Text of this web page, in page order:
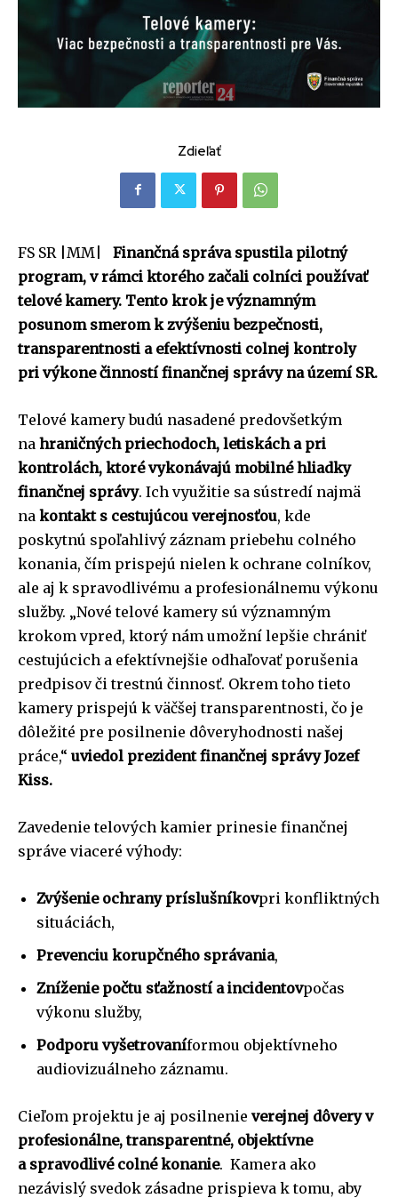
Zdieľať
FS SR |MM| Finančná správa spustila pilotný
program, v rámci ktorého začali colníci používať
telové kamery. Tento krok je významným
posunom smerom k zvýšeniu bezpečnosti,
transparentnosti a efektívnosti colnej kontroly
pri výkone činností finančnej správy na území SR.
Telové kamery budú nasadené predovšetkým
na hraničných priechodoch, letiskách a pri
kontrolách, ktoré vykonávajú mobilné hliadky
finančnej správy. Ich využitie sa sústredí najmä
na kontakt s cestujúcou verejnosťou, kde
poskytnú spoľahlivý záznam priebehu colného
konania, čím prispejú nielen k ochrane colníkov,
ale aj k spravodlivému a profesionálnemu výkonu
služby. „Nové telové kamery sú významným
krokom vpred, ktorý nám umožní lepšie chrániť
cestujúcich a efektívnejšie odhaľovať porušenia
predpisov či trestnú činnosť. Okrem toho tieto
kamery prispejú k väčšej transparentnosti, čo je
dôležité pre posilnenie dôveryhodnosti našej
práce,“ uviedol prezident finančnej správy Jozef
Kiss.
Zavedenie telových kamier prinesie finančnej
správe viaceré výhody:
Zvýšenie ochrany príslušníkovpri konfliktných
situáciách,
Prevenciu korupčného správania,
Zníženie počtu sťažností a incidentovpočas
výkonu služby,
Podporu vyšetrovaníformou objektívneho
audiovizuálneho záznamu.
Cieľom projektu je aj posilnenie verejnej dôvery v
profesionálne, transparentné, objektívne
a spravodlivé colné konanie. Kamera ako
nezávislý svedok zásadne prispieva k tomu, aby